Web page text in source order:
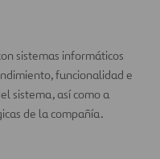
sistemas informáticos
funcionalidad e
sistema, así como a
de la compañía.